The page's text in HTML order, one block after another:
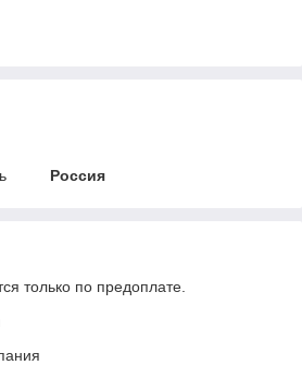
Россия
только по предоплате.